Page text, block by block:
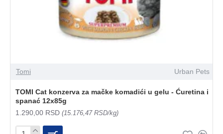
Tomi Urban Pets
TOMI Cat konzerva za mačke komadići u gelu - Ćuretina i
spanać 12x85g
1.290,00 RSD (15.176,47 RSD/kg)